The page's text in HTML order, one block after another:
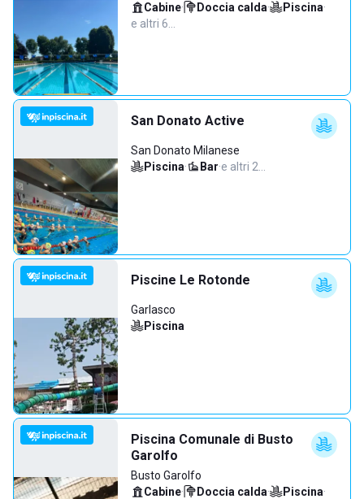
Cabine· Doccia calda· Piscina·
e altri 6…
San Donato Active
San Donato Milanese
Piscina· Bar·e altri 2…
Piscine Le Rotonde
Garlasco
Piscina
Piscina Comunale di Busto
Garolfo
Busto Garolfo
Cabine· Doccia calda· Piscina·